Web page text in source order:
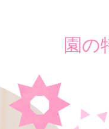
園の